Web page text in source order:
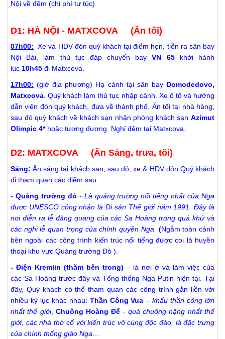
Nội về đêm (chi phí tự túc)
D1: HÀ NỘI - MATXCOVA (Ăn tối)
07h00: Xe và HDV đón quý khách tại điểm hẹn, tiễn ra sân bay
Nội Bài, làm thủ tục đáp chuyến bayVN 65khởi hành
lúc 10h45 đi Matxcova.
17h00: (giờ địa phương) Hạ cánh tại sân bay Domodedovo,
Matxcova. Quý khách làm thủ tục nhập cảnh. Xe ô tô và hướng
dẫn viên đón quý khách, đưa về thành phố. Ăn tối tại nhà hàng,
sau đó quý khách về khách sạn nhận phòng khách sạn Azimut
Olimpic 4*hoặc tương đương. Nghỉ đêm tại Matxcova.
D2: MATXCOVA (Ăn Sáng, trưa, tối)
Sáng: Ăn sáng tại khách sạn, sau đó, xe & HDV đón Quý khách
đi tham quan các điểm sau:
- Quảng trường đỏ - Là quảng trường nổi tiếng nhất của Nga
được UNESCO công nhận là Di sản Thế giới năm 1991. Đây là
nơi diễn ra lễ đăng quang của các Sa Hoàng trong quá khứ và
các nghi lễ quan trọng của chính quyền Nga. (Ngắm toàn cảnh
bên ngoài các công trình kiến trúc nổi tiếng được coi là huyền
thoại khu vực Quảng trường Đỏ ).
- Điện Kremlin (thăm bên trong) – là nơi ở và làm việc của
các Sa Hoàng trước đây và Tổng thống Nga Putin hiện tại. Tại
đây, Quý khách có thể tham quan các công trình gắn liền với
nhiều kỷ lục khác nhau: Thần Công Vua –khẩu thần công lớn
nhất thế giới, Chuông Hoàng Đế - quả chuông nặng nhất thế
giới, các nhà thờ cổ với kiến trúc vô cùng độc đáo, là đặc trưng
của chính thống giáo Nga…